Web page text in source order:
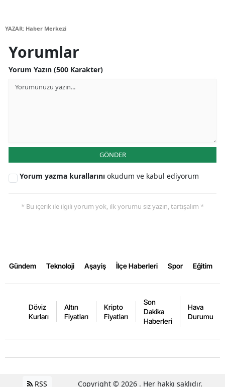
YAZAR: Haber Merkezi
Yorumlar
Yorum Yazın (500 Karakter)
GÖNDER
Yorum yazma kurallarını okudum ve kabul ediyorum
* Bu içerik ile ilgili yorum yok, ilk yorumu siz yazın, tartışalım *
Gündem Teknoloji Aşayiş İlçe Haberleri Spor Eğitim
Döviz
Kurları
Altın
Fiyatları
Kripto
Fiyatları
Son
Dakika
Haberleri
Hava
Durumu
RSS Copyright © 2026 . Her hakkı saklıdır.